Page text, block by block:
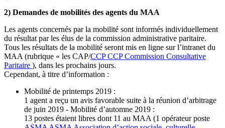
2) Demandes de mobilités des agents du MAA
Les agents concernés par la mobilité sont informés individuellement
du résultat par les élus de la commission administrative paritaire.
Tous les résultats de la mobilité seront mis en ligne sur l’intranet du
MAA (rubrique « les CAP/CCP CCP Commission Consultative
Paritaire ), dans les prochains jours.
Cependant, à titre d’information :
Mobilité de printemps 2019 :
1 agent a reçu un avis favorable suite à la réunion d’arbitrage
de juin 2019 - Mobilité d’automne 2019 :
13 postes étaient libres dont 11 au MAA (1 opérateur poste